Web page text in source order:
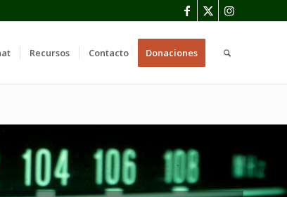
Recursos Contacto Donaciones